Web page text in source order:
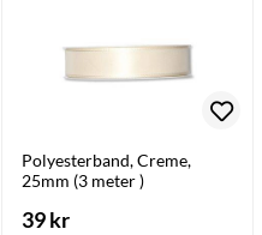
Polyesterband, Creme,
25mm (3 meter )
39 kr